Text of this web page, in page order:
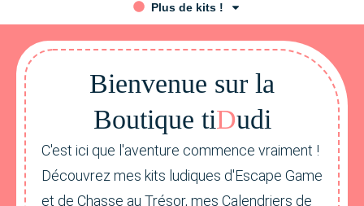
Plus de kits !
Bienvenue sur la
Boutique tiDudi
C'est ici que l'aventure commence vraiment !
Découvrez mes kits ludiques d'Escape Game
et de Chasse au Trésor, mes Calendriers de